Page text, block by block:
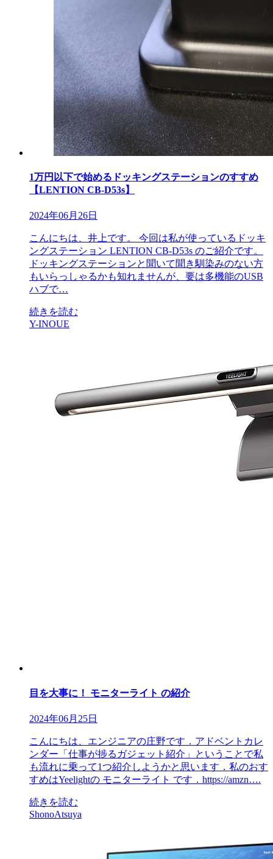
1万円以下で始めるドッキングステーションのすすめ
【LENTION CB-D53s】
2024年06月26日
こんにちは、井上です。 今回は私が使っているドッキ
ングステーション LENTION CB-D53s のご紹介です。
ドッキングステーションと聞いて聞き馴染みのない方
もいらっしゃるかも知れませんが、要は多機能のUSB
ハブで…
続きを読む
Y-INOUE
目を大事に！ モニターライト の紹介
2024年06月25日
こんにちは、エンジニアの庄野です．アドベントカレ
ンダー「仕事が捗るガジェット紹介」ということで私
も流れに乗って1つ紹介しようかと思います．私のおす
すめはYeelightの モニターライト です．https://amzn….
続きを読む
ShonoAtsuya